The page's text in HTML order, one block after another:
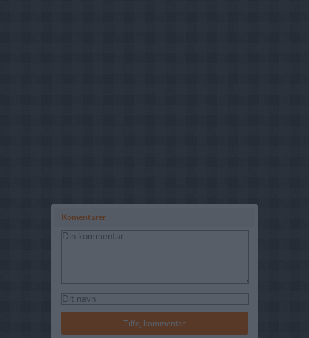
Komentarer